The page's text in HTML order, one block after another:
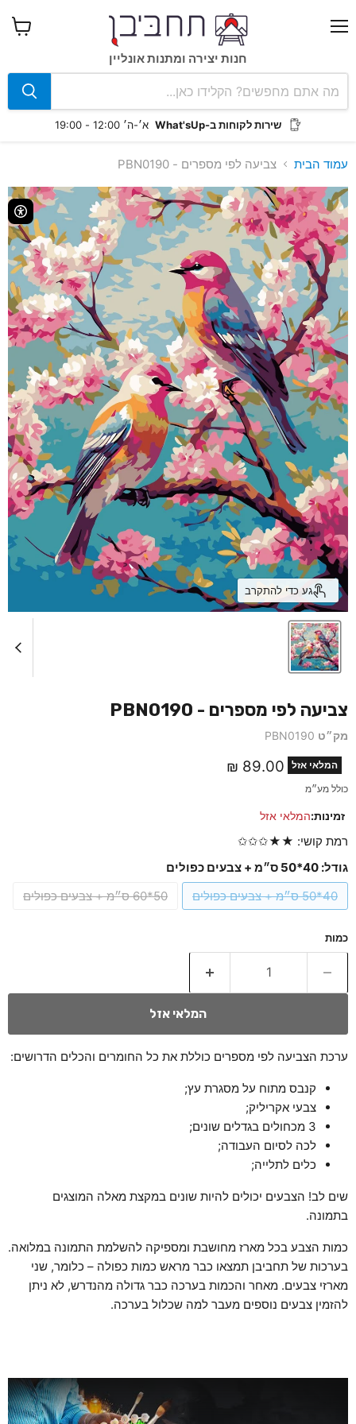
חנות יצירה ומתנות אונליין
שירות לקוחות ב-What'sUp א׳-ה׳ 12:00 - 19:00
עמוד הבית צביעה לפי מספרים - PBN0190
גע כדי להתקרב
צביעה לפי מספרים - PBN0190
מק״ט PBN0190
המלאי אזל מחיר נוכחי
89.00 ₪
כולל מע״מ
זמינות:המלאי אזל
רמת קושי: ★★✩✩✩
גודל: 40*50 ס״מ + צבעים כפולים
40*50 ס״מ + צבעים כפולים
50*60 ס״מ + צבעים כפולים
כמות
המלאי אזל
ערכת הצביעה לפי מספרים כוללת את כל החומרים והכלים הדרושים:
קנבס מתוח על מסגרת עץ;
צבעי אקריליק;
3 מכחולים בגדלים שונים;
לכה לסיום העבודה;
כלים לתלייה;
שים לב! הצבעים יכולים להיות שונים במקצת מאלה המוצגים
בתמונה.
כמות הצבע בכל מארז מחושבת ומספיקה להשלמת התמונה במלואה.
בערכות של תחביבן תמצאו כבר מראש כמות כפולה – כלומר, שני
מארזי צבעים. מאחר והכמות בערכה כבר גדולה מהנדרש, לא ניתן
להזמין צבעים נוספים מעבר למה שכלול בערכה.